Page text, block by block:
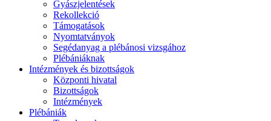
Gyászjelentések
Rekollekció
Támogatások
Nyomtatványok
Segédanyag a plébánosi vizsgához
Plébániáknak
Intézmények és bizottságok
Központi hivatal
Bizottságok
Intézmények
Plébániák